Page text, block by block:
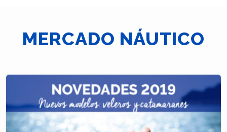
MERCADO NÁUTICO
Navegación
de
entradas